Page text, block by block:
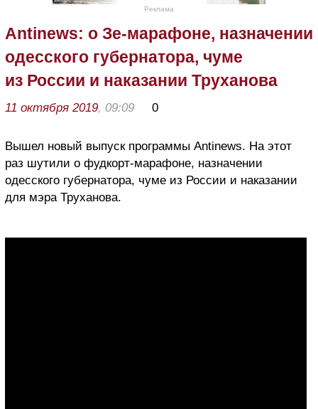
Реклама
Antinews: о Зе-марафоне, назначении
одесского губернатора, чуме
из России и наказании Труханова
11 октября 2019, 09:09 0
Вышел новый выпуск программы Antinews. На этот
раз шутили о фудкорт-марафоне, назначении
одесского губернатора, чуме из России и наказании
для мэра Труханова.